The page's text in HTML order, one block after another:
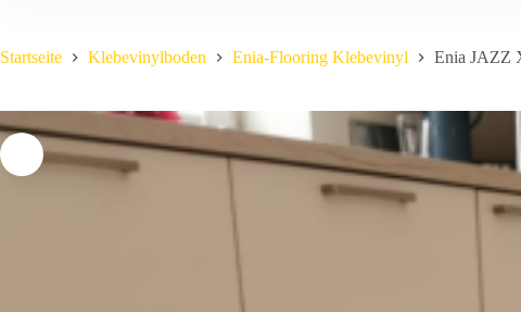
Startseite Klebevinylboden Enia-Flooring Klebevinyl Enia JAZZ